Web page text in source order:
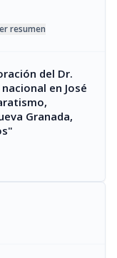
resumen
del Dr.
en José
Granada,